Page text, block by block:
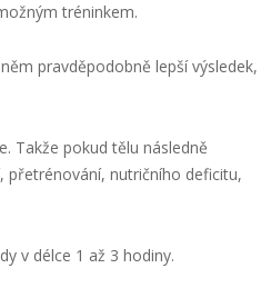
tréninkem.
pravděpodobně lepší výsledek,
Takže pokud tělu následně
přetrénování, nutričního deficitu,
v délce 1 až 3 hodiny.